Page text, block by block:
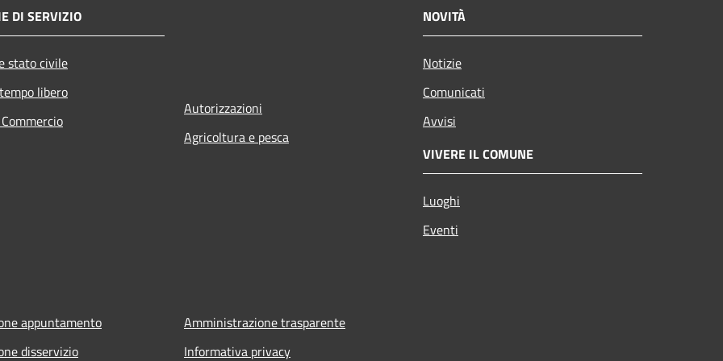
DI SERVIZIO
stato civile
libero
Autorizzazioni
Agricoltura e pesca
NOVITÀ
Notizie
Comunicati
Avvisi
VIVERE IL COMUNE
Luoghi
Eventi
appuntamento
disservizio
Amministrazione trasparente
Informativa privacy